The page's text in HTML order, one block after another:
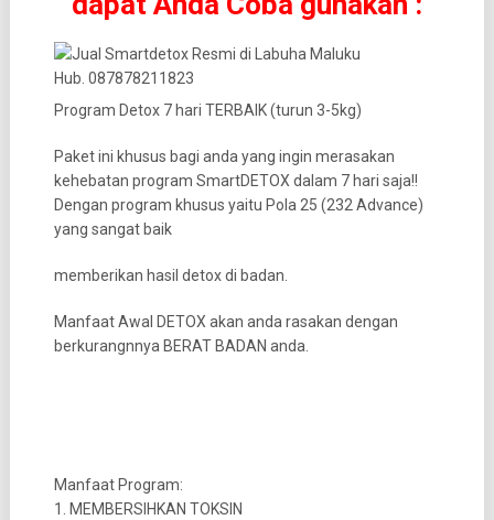
Program Detox 7 hari TERBAIK (turun 3-5kg)
Paket ini khusus bagi anda yang ingin merasakan
kehebatan program SmartDETOX dalam 7 hari saja!!
Dengan program khusus yaitu Pola 25 (232 Advance)
yang sangat baik
memberikan hasil detox di badan.
Manfaat Awal DETOX akan anda rasakan dengan
berkurangnnya BERAT BADAN anda.
Manfaat Program:
1. MEMBERSIHKAN TOKSIN